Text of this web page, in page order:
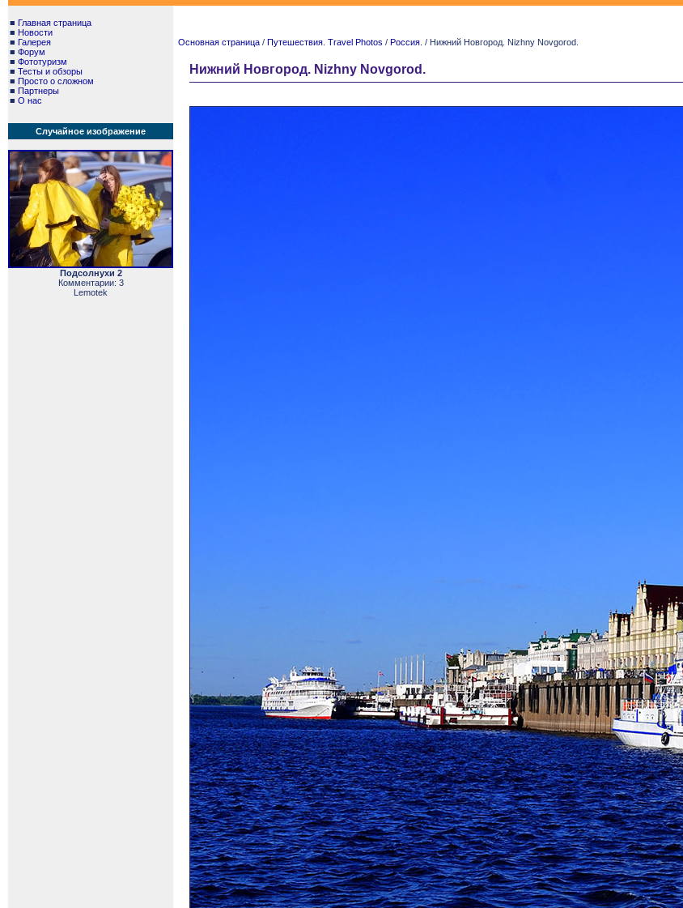
■ Главная страница
■ Новости
■ Галерея
■ Форум
■ Фототуризм
■ Тесты и обзоры
■ Просто о сложном
■ Партнеры
■ О нас
Случайное изображение
Подсолнухи 2
Комментарии: 3
Lemotek
Основная страница / Путешествия. Travel Photos / Россия. / Нижний Новгород. Nizhny Novgorod.
Нижний Новгород. Nizhny Novgorod.